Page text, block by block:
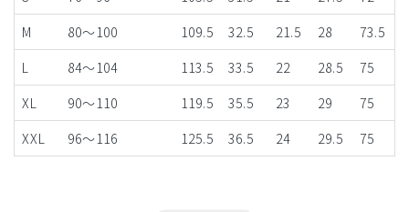
M
80～100 109.5 32.5 21.5 28
73.5
L
84～104 113.5 33.5 22 28.5
75
XL
90～110 119.5 35.5 23 29
75
XXL
96～116 125.5 36.5 24 29.5 75